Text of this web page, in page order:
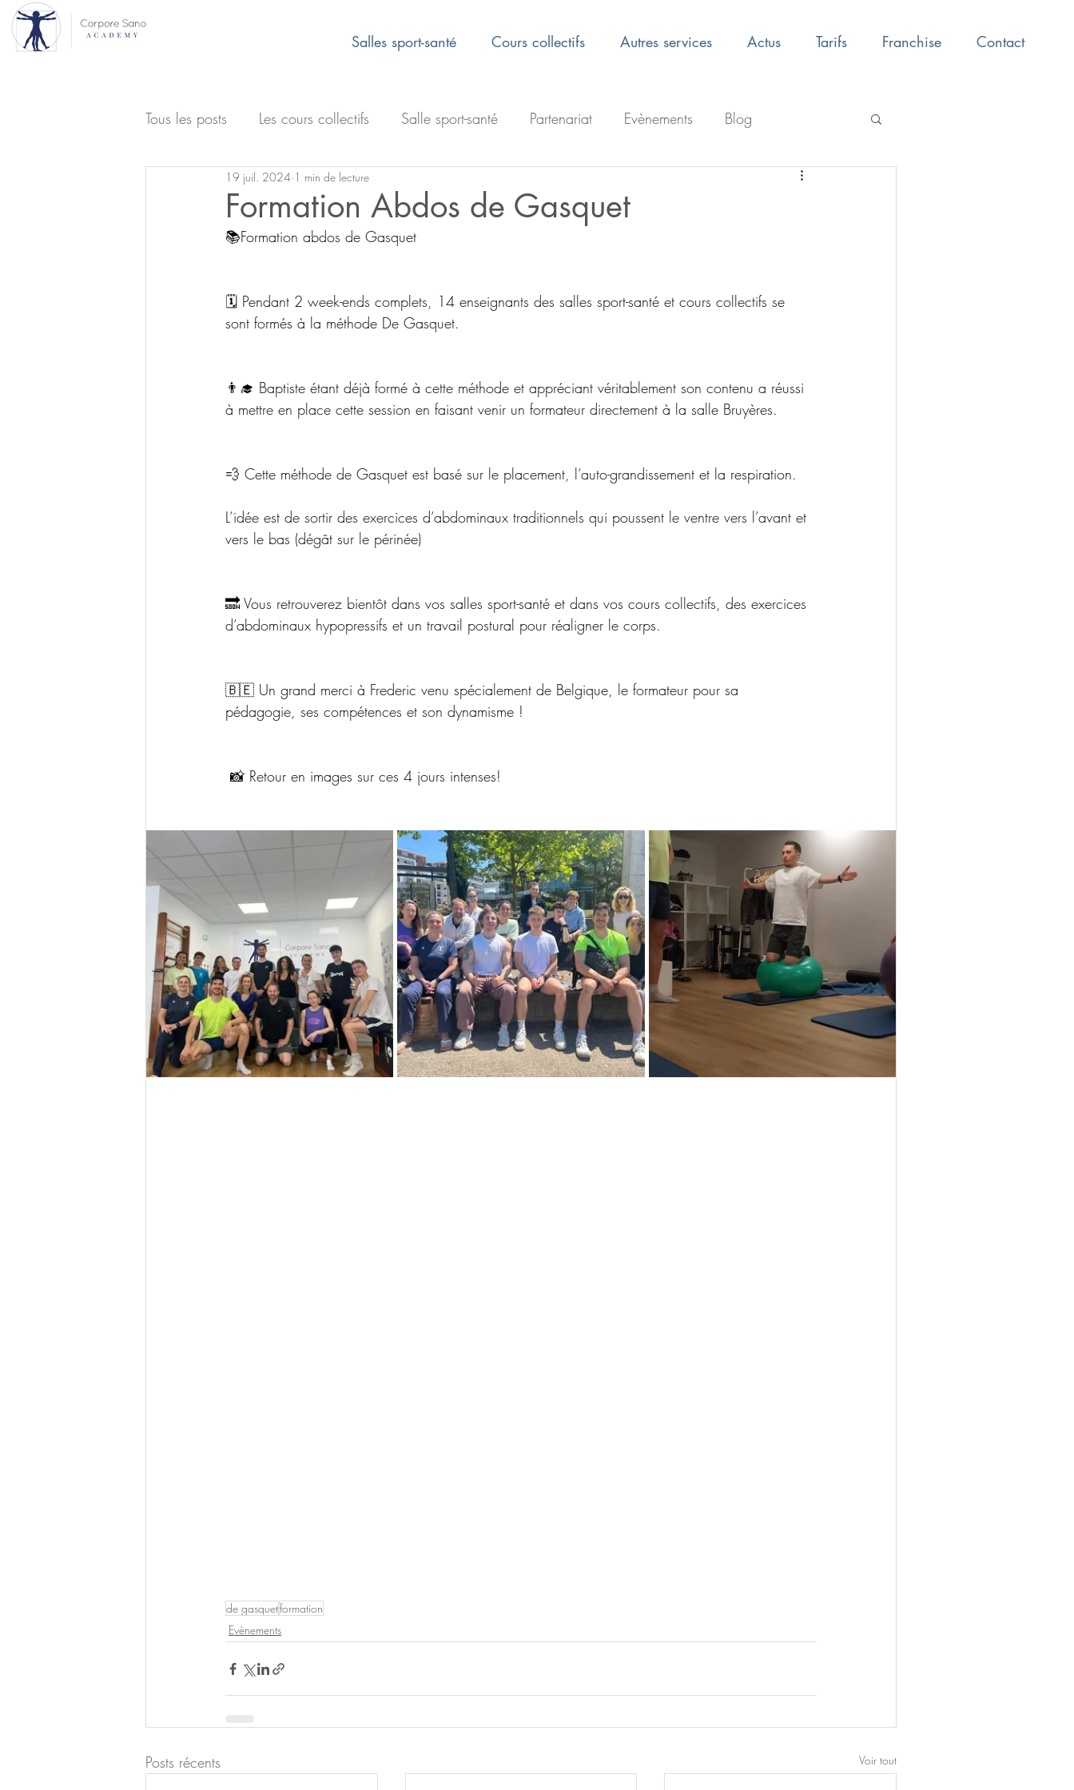
Salles sport-santé Cours collectifs Autres services Actus Tarifs Franchise Contact
Tous les posts Les cours collectifs Salle sport-santé Partenariat Evènements Blog
Formation Abdos de Gasquet
19 juil. 2024 1 min de lecture
📚Formation abdos de Gasquet
🗓️ Pendant 2 week-ends complets, 14 enseignants des salles sport-santé et cours collectifs se
sont formés à la méthode De Gasquet.
👨‍🎓 Baptiste étant déjà formé à cette méthode et appréciant véritablement son contenu a réussi
à mettre en place cette session en faisant venir un formateur directement à la salle Bruyères.
💨 Cette méthode de Gasquet est basé sur le placement, l’auto-grandissement et la respiration.
L’idée est de sortir des exercices d’abdominaux traditionnels qui poussent le ventre vers l’avant et
vers le bas (dégât sur le périnée)
🔜 Vous retrouverez bientôt dans vos salles sport-santé et dans vos cours collectifs, des exercices
d’abdominaux hypopressifs et un travail postural pour réaligner le corps.
🇧🇪 Un grand merci à Frederic venu spécialement de Belgique, le formateur pour sa
pédagogie, ses compétences et son dynamisme !
📸 Retour en images sur ces 4 jours intenses!
de gasquetformation
Evènements
Posts récents Voir tout